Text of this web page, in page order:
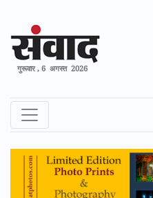
गुरूवार , 6 अगस्त 2026